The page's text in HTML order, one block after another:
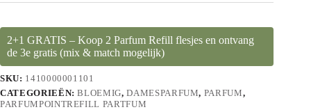
2+1 GRATIS – Koop 2 Parfum Refill flesjes en ontvang
de 3e gratis (mix & match mogelijk)
SKU: 1410000001101
CATEGORIEËN:BLOEMIG,DAMESPARFUM, PARFUM,
PARFUMPOINTREFILL PARTFUM